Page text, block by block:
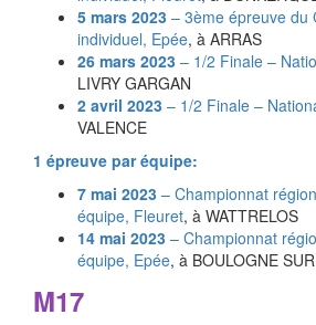
5 mars 2023 – 3ème épreuve du
individuel, Epée, à ARRAS
26 mars 2023 – 1/2 Finale –
LIVRY GARGAN
2 avril 2023 – 1/2 Finale –
VALENCE
1 épreuve par équipe:
7 mai 2023 – Championnat
équipe, Fleuret, à WATTRELOS
14 mai 2023 – Championnat
équipe, Epée, à BOULOGNE
M17